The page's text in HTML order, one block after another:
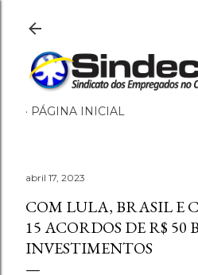
PÁGINA INICIAL
abril 17, 2023
COM LULA, BRASIL E
15 ACORDOS DE R$ 50
INVESTIMENTOS